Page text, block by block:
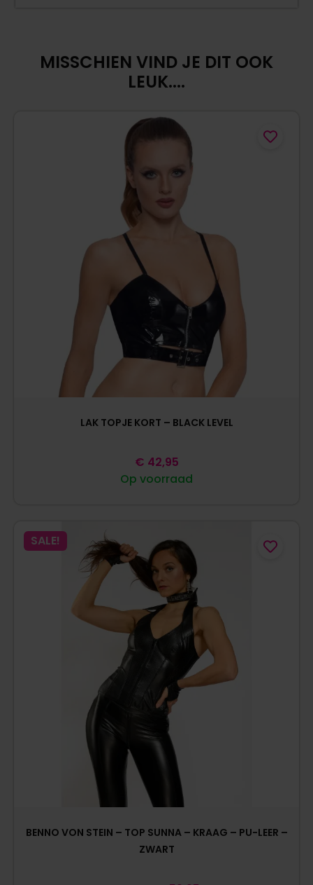
MISSCHIEN VIND JE DIT OOK
LEUK....
LAK TOPJE KORT – BLACK LEVEL
Op voorraad
€ 42,95
SALE!
BENNO VON STEIN – TOP SUNNA – KRAAG – PU-LEER –
ZWART